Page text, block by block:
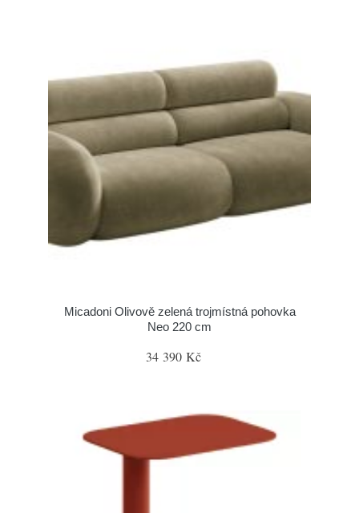
Micadoni Olivově zelená trojmístná pohovka
Neo 220 cm
34 390 Kč